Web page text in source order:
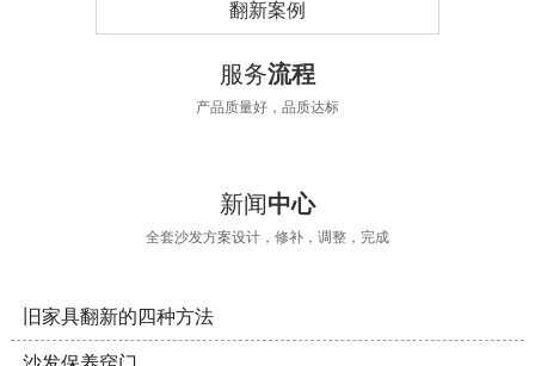
翻新案例
服务流程
产品质量好，品质达标
新闻中心
全套沙发方案设计，修补，调整，完成
旧家具翻新的四种方法